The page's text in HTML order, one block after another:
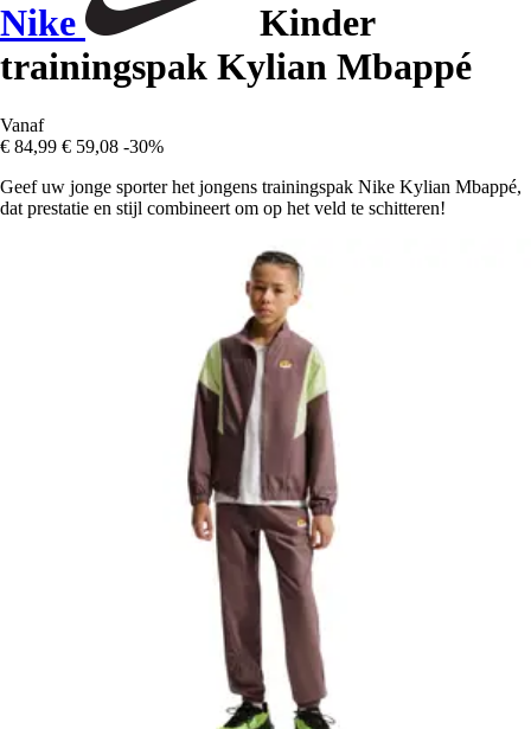
Nike
Kinder
trainingspak Kylian Mbappé
Vanaf
€ 84,99 € 59,08 -30%
Geef uw jonge sporter het jongens trainingspak Nike Kylian Mbappé,
dat prestatie en stijl combineert om op het veld te schitteren!